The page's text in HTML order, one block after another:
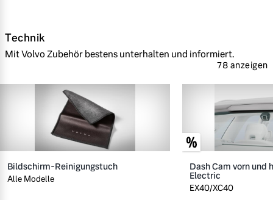
Technik
Mit Volvo Zubehör bestens unterhalten und informiert.
78 anzeigen
Bildschirm-Reinigungstuch
Alle Modelle
Dash Cam vorn und
Electric
EX40/XC40